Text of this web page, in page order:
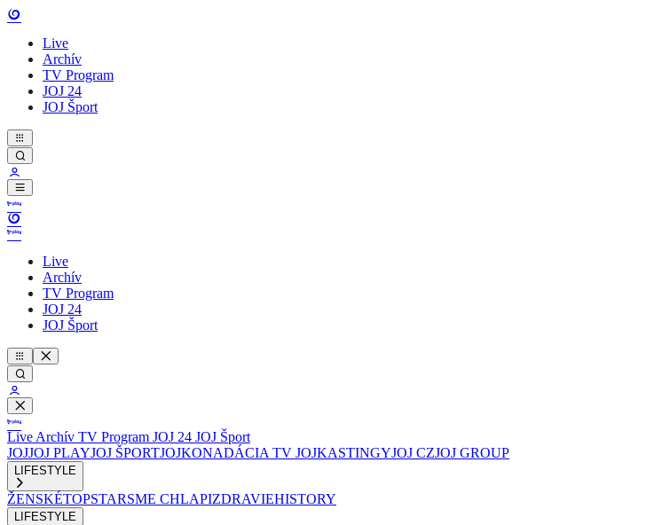
Live
Archív
TV Program
JOJ 24
JOJ Šport
Live
Archív
TV Program
JOJ 24
JOJ Šport
Live Archív TV Program JOJ 24 JOJ Šport
JOJJOJ PLAYJOJ ŠPORTJOJKONADÁCIA TV JOJKASTINGYJOJ CZJOJ GROUP
LIFESTYLE
ŽENSKÉTOPSTARSME CHLAPIZDRAVIEHISTORY
LIFESTYLE